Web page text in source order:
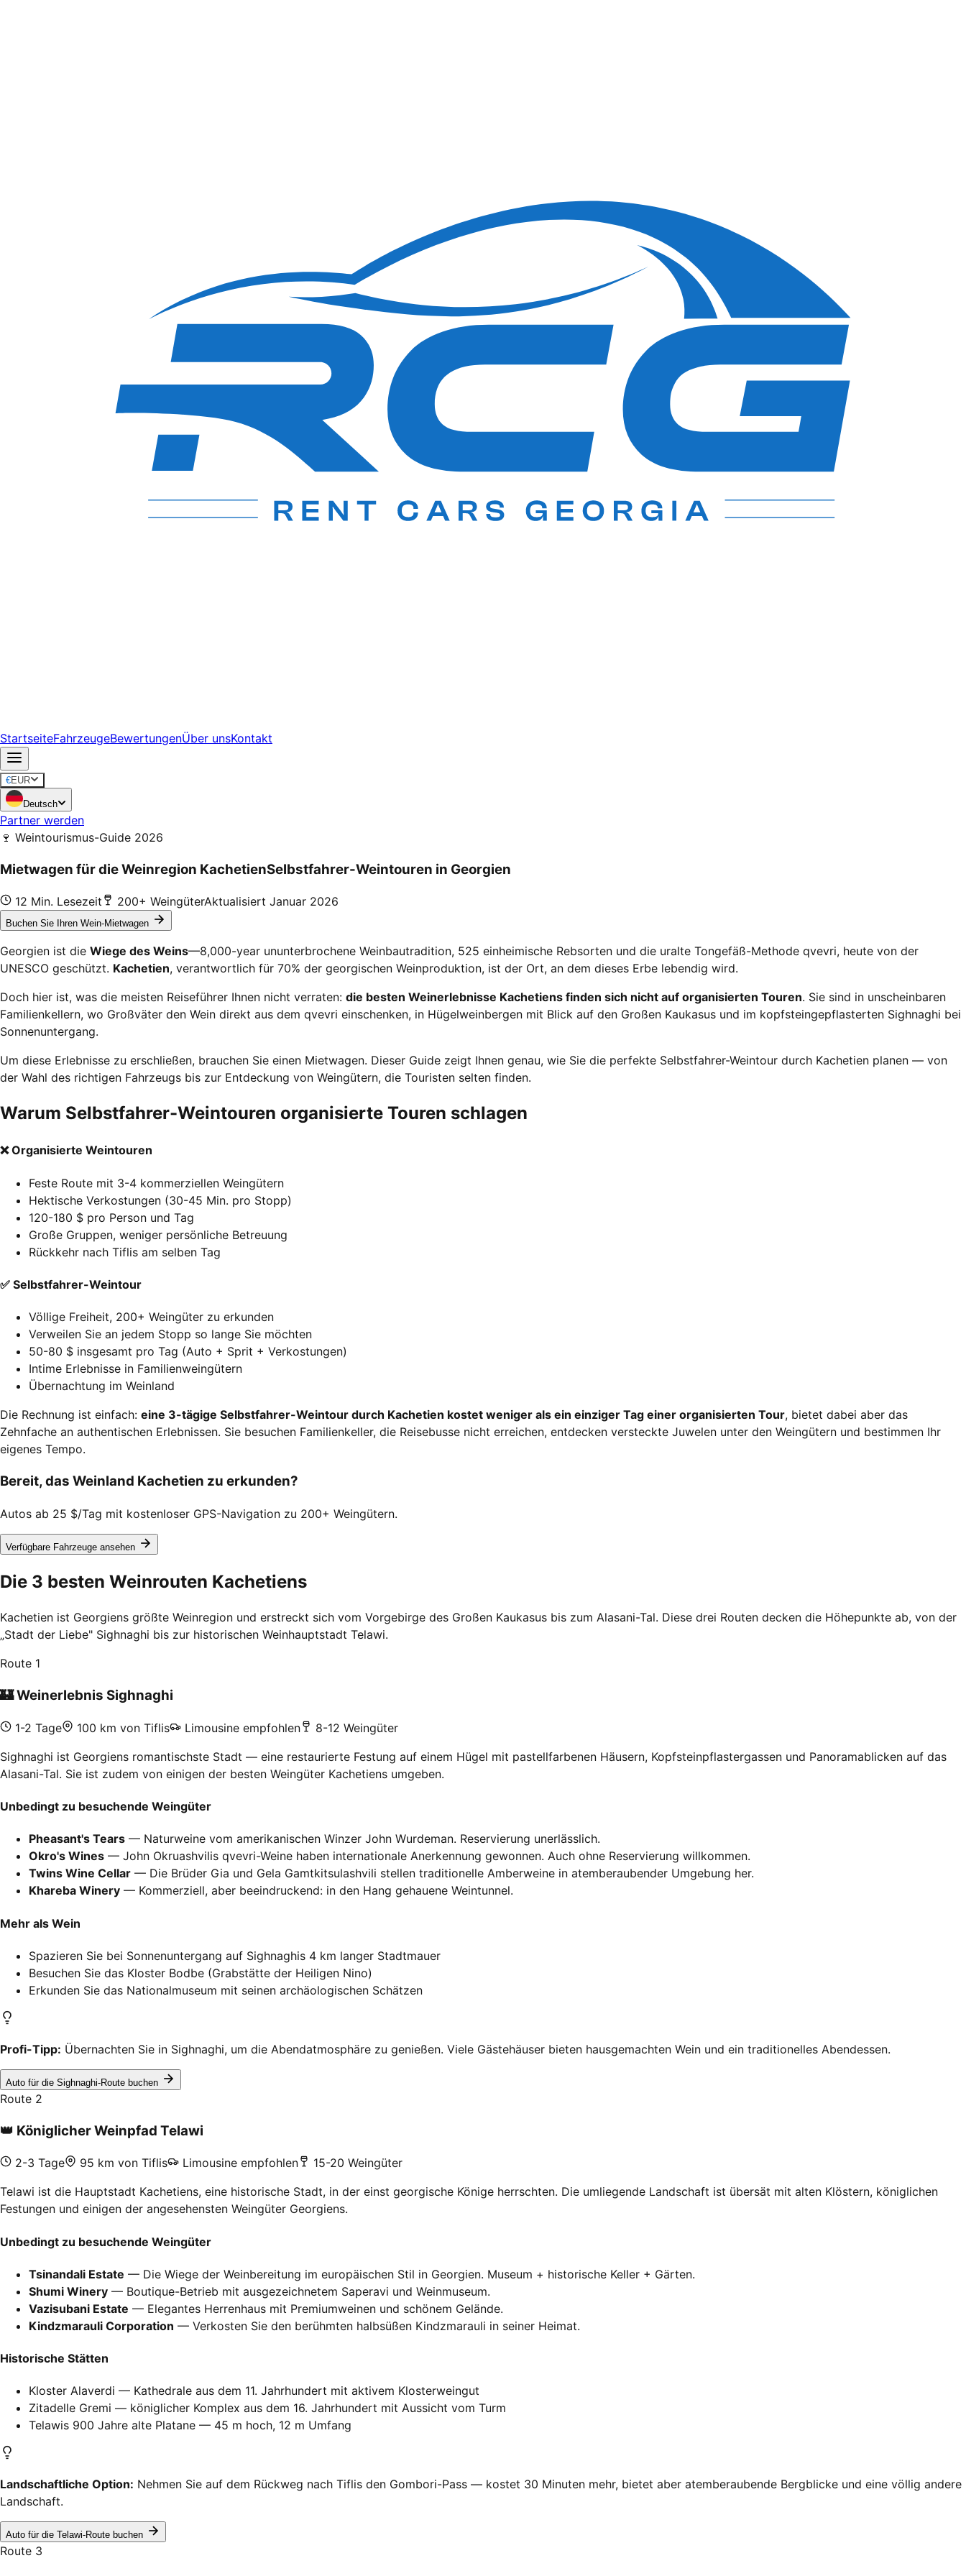
StartseiteFahrzeugeBewertungenÜber unsKontakt
€EUR
Deutsch
Partner werden
🍷 Weintourismus-Guide 2026
Mietwagen für die Weinregion KachetienSelbstfahrer-Weintouren in Georgien
12 Min. Lesezeit 200+ WeingüterAktualisiert Januar 2026
Buchen Sie Ihren Wein-Mietwagen
Georgien ist die Wiege des Weins—8,000-year ununterbrochene Weinbautradition, 525 einheimische Rebsorten und die uralte Tongefäß-Methode qvevri, heute von der
UNESCO geschützt. Kachetien, verantwortlich für 70% der georgischen Weinproduktion, ist der Ort, an dem dieses Erbe lebendig wird.
Doch hier ist, was die meisten Reiseführer Ihnen nicht verraten: die besten Weinerlebnisse Kachetiens finden sich nicht auf organisierten Touren. Sie sind in unscheinbaren
Familienkellern, wo Großväter den Wein direkt aus dem qvevri einschenken, in Hügelweinbergen mit Blick auf den Großen Kaukasus und im kopfsteingepflasterten Sighnaghi bei
Sonnenuntergang.
Um diese Erlebnisse zu erschließen, brauchen Sie einen Mietwagen. Dieser Guide zeigt Ihnen genau, wie Sie die perfekte Selbstfahrer-Weintour durch Kachetien planen — von
der Wahl des richtigen Fahrzeugs bis zur Entdeckung von Weingütern, die Touristen selten finden.
Warum Selbstfahrer-Weintouren organisierte Touren schlagen
❌ Organisierte Weintouren
Feste Route mit 3-4 kommerziellen Weingütern
Hektische Verkostungen (30-45 Min. pro Stopp)
120-180 $ pro Person und Tag
Große Gruppen, weniger persönliche Betreuung
Rückkehr nach Tiflis am selben Tag
✅ Selbstfahrer-Weintour
Völlige Freiheit, 200+ Weingüter zu erkunden
Verweilen Sie an jedem Stopp so lange Sie möchten
50-80 $ insgesamt pro Tag (Auto + Sprit + Verkostungen)
Intime Erlebnisse in Familienweingütern
Übernachtung im Weinland
Die Rechnung ist einfach: eine 3-tägige Selbstfahrer-Weintour durch Kachetien kostet weniger als ein einziger Tag einer organisierten Tour, bietet dabei aber das
Zehnfache an authentischen Erlebnissen. Sie besuchen Familienkeller, die Reisebusse nicht erreichen, entdecken versteckte Juwelen unter den Weingütern und bestimmen Ihr
eigenes Tempo.
Bereit, das Weinland Kachetien zu erkunden?
Autos ab 25 $/Tag mit kostenloser GPS-Navigation zu 200+ Weingütern.
Verfügbare Fahrzeuge ansehen
Die 3 besten Weinrouten Kachetiens
Kachetien ist Georgiens größte Weinregion und erstreckt sich vom Vorgebirge des Großen Kaukasus bis zum Alasani-Tal. Diese drei Routen decken die Höhepunkte ab, von der
„Stadt der Liebe" Sighnaghi bis zur historischen Weinhauptstadt Telawi.
Route 1
🏰Weinerlebnis Sighnaghi
1-2 Tage 100 km von Tiflis Limousine empfohlen
8-12 Weingüter
Sighnaghi ist Georgiens romantischste Stadt — eine restaurierte Festung auf einem Hügel mit pastellfarbenen Häusern, Kopfsteinpflastergassen und Panoramablicken auf das
Alasani-Tal. Sie ist zudem von einigen der besten Weingüter Kachetiens umgeben.
Unbedingt zu besuchende Weingüter
Pheasant's Tears — Naturweine vom amerikanischen Winzer John Wurdeman. Reservierung unerlässlich.
Okro's Wines — John Okruashvilis qvevri-Weine haben internationale Anerkennung gewonnen. Auch ohne Reservierung willkommen.
Twins Wine Cellar — Die Brüder Gia und Gela Gamtkitsulashvili stellen traditionelle Amberweine in atemberaubender Umgebung her.
Khareba Winery — Kommerziell, aber beeindruckend: in den Hang gehauene Weintunnel.
Mehr als Wein
Spazieren Sie bei Sonnenuntergang auf Sighnaghis 4 km langer Stadtmauer
Besuchen Sie das Kloster Bodbe (Grabstätte der Heiligen Nino)
Erkunden Sie das Nationalmuseum mit seinen archäologischen Schätzen
Profi-Tipp: Übernachten Sie in Sighnaghi, um die Abendatmosphäre zu genießen. Viele Gästehäuser bieten hausgemachten Wein und ein traditionelles Abendessen.
Auto für die Sighnaghi-Route buchen
Route 2
👑 Königlicher Weinpfad Telawi
2-3 Tage 95 km von Tiflis Limousine empfohlen
15-20 Weingüter
Telawi ist die Hauptstadt Kachetiens, eine historische Stadt, in der einst georgische Könige herrschten. Die umliegende Landschaft ist übersät mit alten Klöstern, königlichen
Festungen und einigen der angesehensten Weingüter Georgiens.
Unbedingt zu besuchende Weingüter
Tsinandali Estate — Die Wiege der Weinbereitung im europäischen Stil in Georgien. Museum + historische Keller + Gärten.
Shumi Winery — Boutique-Betrieb mit ausgezeichnetem Saperavi und Weinmuseum.
Vazisubani Estate — Elegantes Herrenhaus mit Premiumweinen und schönem Gelände.
Kindzmarauli Corporation — Verkosten Sie den berühmten halbsüßen Kindzmarauli in seiner Heimat.
Historische Stätten
Kloster Alaverdi — Kathedrale aus dem 11. Jahrhundert mit aktivem Klosterweingut
Zitadelle Gremi — königlicher Komplex aus dem 16. Jahrhundert mit Aussicht vom Turm
Telawis 900 Jahre alte Platane — 45 m hoch, 12 m Umfang
Landschaftliche Option: Nehmen Sie auf dem Rückweg nach Tiflis den Gombori-Pass — kostet 30 Minuten mehr, bietet aber atemberaubende Bergblicke und eine völlig andere
Landschaft.
Auto für die Telawi-Route buchen
Route 3